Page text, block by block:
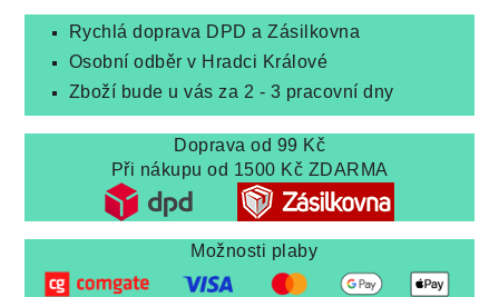
Rychlá doprava DPD a Zásilkovna
Osobní odběr v Hradci Králové
Zboží bude u vás za 2 - 3 pracovní dny
Doprava od 99 Kč
Při nákupu od 1500 Kč ZDARMA
Možnosti plaby